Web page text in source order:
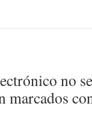
no
marcados